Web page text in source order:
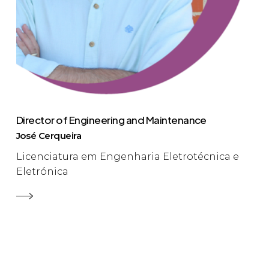
Director of Engineering and Maintenance
José Cerqueira
Licenciatura em Engenharia Eletrotécnica e
Eletrónica